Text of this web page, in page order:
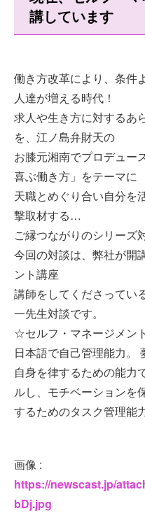
講しています
働き方改革により、条件
人達が増える時代！
求人や生き方に対するあ
を、江ノ島弁財天の
お膝元湘南でプロデュー
喜ぶ働き方」をテーマに
天職とめぐり合い自分を
撃取材する…
ご縁つながりのシリーズ
今回の対談は、弊社が開
ント講座
講師をしてくださってい
一先生対談です。
☆セルフ・マネージメン
日本語で自己管理能力。
自身を律するための能力
ルし、モチベーションを
するためのタスク管理能
画像 :
https://newscast.jp/
bDj.jpg